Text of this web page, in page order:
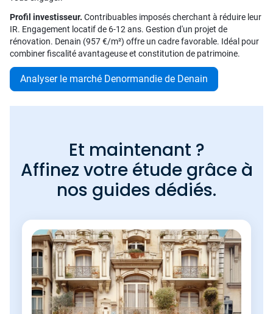
Profil investisseur. Contribuables imposés cherchant à réduire leur
IR. Engagement locatif de 6-12 ans. Gestion d'un projet de
rénovation. Denain (957 €/m²) offre un cadre favorable. Idéal pour
combiner fiscalité avantageuse et constitution de patrimoine.
Analyser le marché Denormandie de Denain
Et maintenant ?
Affinez votre étude grâce à
nos guides dédiés.